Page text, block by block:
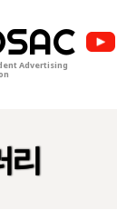
Advertising
리